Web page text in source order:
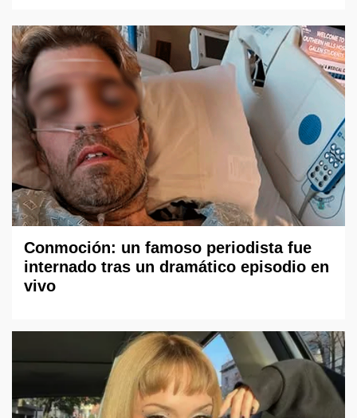
Conmoción: un famoso periodista fue
internado tras un dramático episodio en
vivo